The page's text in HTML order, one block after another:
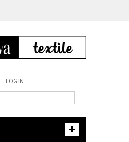
LOG IN
+